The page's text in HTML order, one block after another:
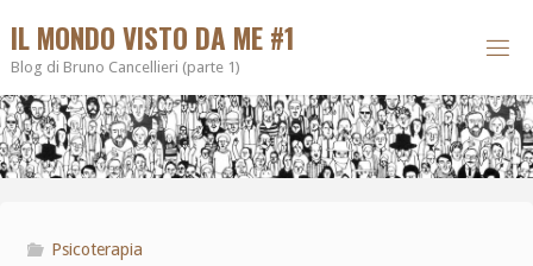
IL MONDO VISTO DA ME #1
Blog di Bruno Cancellieri (parte 1)
Psicoterapia